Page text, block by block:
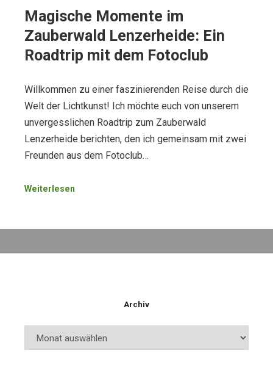
Magische Momente im
Zauberwald Lenzerheide: Ein
Roadtrip mit dem Fotoclub
Willkommen zu einer faszinierenden Reise durch die
Welt der Lichtkunst! Ich möchte euch von unserem
unvergesslichen Roadtrip zum Zauberwald
Lenzerheide berichten, den ich gemeinsam mit zwei
Freunden aus dem Fotoclub…
Weiterlesen
Archiv
Archiv